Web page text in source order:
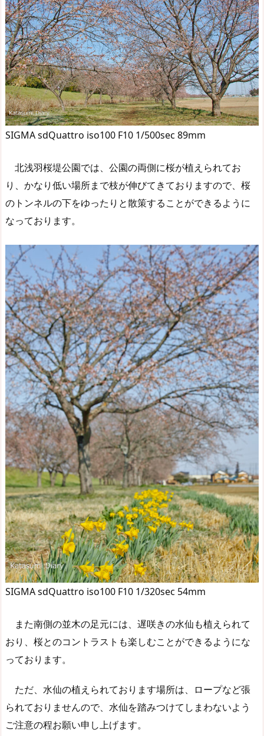
SIGMA sdQuattro iso100 F10 1/500sec 89mm
北浅羽桜堤公園では、公園の両側に桜が植えられてお
り、かなり低い場所まで枝が伸びてきておりますので、桜
のトンネルの下をゆったりと散策することができるように
なっております。
SIGMA sdQuattro iso100 F10 1/320sec 54mm
また南側の並木の足元には、遅咲きの水仙も植えられて
おり、桜とのコントラストも楽しむことができるようにな
っております。
ただ、水仙の植えられております場所は、ロープなど張
られておりませんので、水仙を踏みつけてしまわないよう
ご注意の程お願い申し上げます。